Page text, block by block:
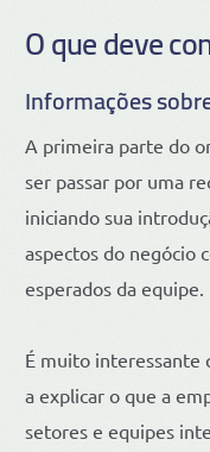
O que deve
Informações
A primeira parte do
ser passar por uma
iniciando sua
aspectos do negócio
esperados da equipe.
É muito interessante
a explicar o que a
setores e equipes